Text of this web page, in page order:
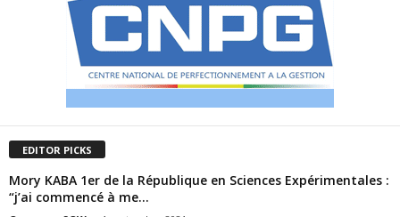
EDITOR PICKS
Mory KABA 1er de la République en Sciences Expérimentales :
“j’ai commencé à me...